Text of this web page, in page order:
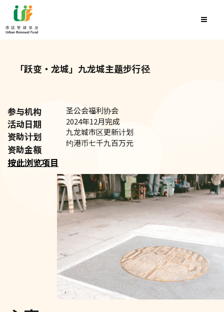
「跃变‧龙城」九龙城主题步行径
参与机构
活动日期
资助计划
资助金额
按此浏览项目
圣公会福利协会
2024年12月完成
九龙城市区更新计划
约港币七千九百万元